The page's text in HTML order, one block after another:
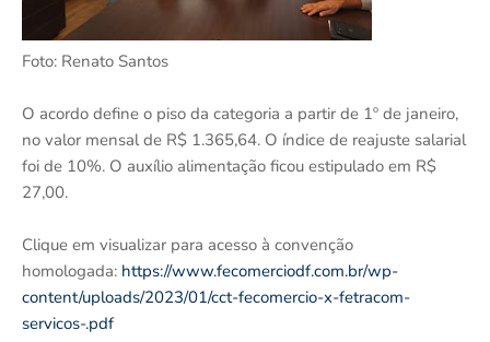
Foto: Renato Santos
O acordo define o piso da categoria a partir de 1º de janeiro,
no valor mensal de R$ 1.365,64. O índice de reajuste salarial
foi de 10%. O auxílio alimentação ficou estipulado em R$
27,00.
Clique em visualizar para acesso à convenção
homologada: https://www.fecomerciodf.com.br/wp-
content/uploads/2023/01/cct-fecomercio-x-fetracom-
servicos-.pdf